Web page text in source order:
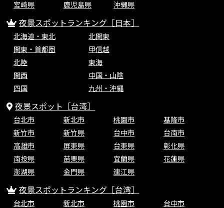
宮崎県
鹿児島県 沖縄県
夜景スポットランキング［日本］
北海道・東北
北関東
関東・首都圏
甲信越
北陸
東海
関西
中国・山陰
四国
九州・沖縄
夜景スポット［台湾］
台北市 新北市 桃園市
基隆市
新竹市
新竹県 台中市
台南市
高雄市
屏東県 台東県
彰化県
南投県
苗栗県 宜蘭県
花蓮県
澎湖県
金門県 連江県
夜景スポットランキング［台湾］
台北市 新北市 桃園市
台中市